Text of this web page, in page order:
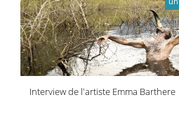
Interview de l'artiste Emma Barthere